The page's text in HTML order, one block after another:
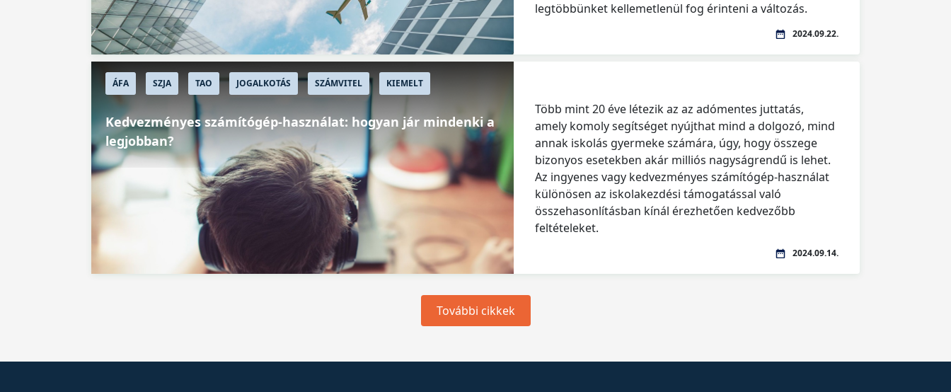
legtöbbünket kellemetlenül fog érinteni a változás.
2024.09.22.
ÁFA SZJA TAO JOGALKOTÁS SZÁMVITEL KIEMELT
Kedvezményes számítógép-használat: hogyan jár mindenki a
legjobban?
Több mint 20 éve létezik az az adómentes juttatás,
amely komoly segítséget nyújthat mind a dolgozó, mind
annak iskolás gyermeke számára, úgy, hogy összege
bizonyos esetekben akár milliós nagyságrendű is lehet.
Az ingyenes vagy kedvezményes számítógép-használat
különösen az iskolakezdési támogatással való
összehasonlításban kínál érezhetően kedvezőbb
feltételeket.
2024.09.14.
További cikkek